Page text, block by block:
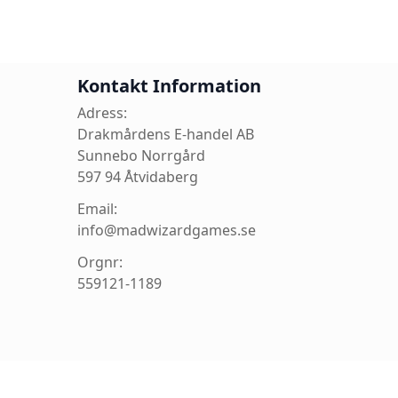
Kontakt Information
Adress:
Drakmårdens E-handel AB
Sunnebo Norrgård
597 94 Åtvidaberg
Email:
info@madwizardgames.se
Orgnr:
559121-1189